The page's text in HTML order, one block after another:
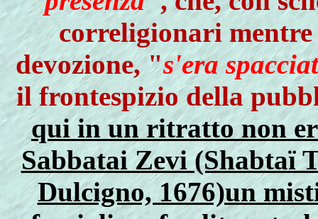
correligionari
devozione, "s'era
il frontespizio della
qui in un ritratto non
Sabbatai Zevi (Shabtaï
Dulcigno, 1676)un